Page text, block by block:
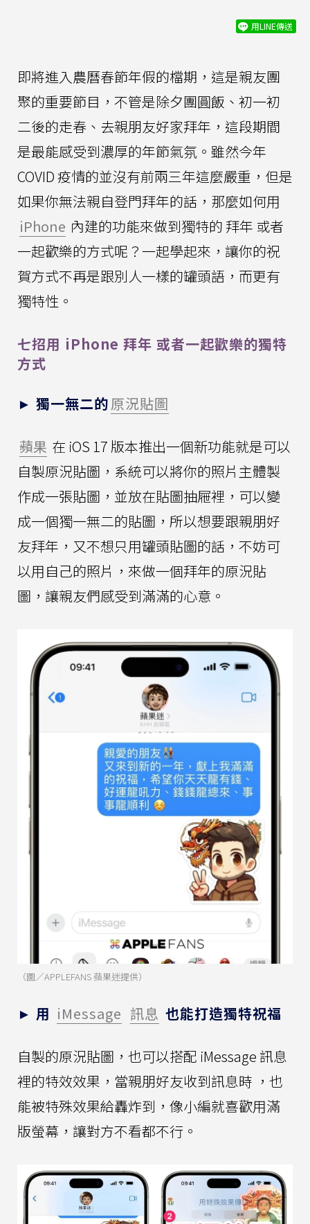
用LINE傳送
即將進入農曆春節年假的檔期，這是親友團
聚的重要節目，不管是除夕團圓飯、初一初
二後的走春、去親朋友好家拜年，這段期間
是最能感受到濃厚的年節氣氛。雖然今年
COVID 疫情的並沒有前兩三年這麼嚴重，但是
如果你無法親自登門拜年的話，那麼如何用
iPhone 內建的功能來做到獨特的 拜年 或者
一起歡樂的方式呢？一起學起來，讓你的祝
賀方式不再是跟別人一樣的罐頭語，而更有
獨特性。
七招用 iPhone 拜年 或者一起歡樂的獨特
方式
► 獨一無二的原況貼圖
蘋果 在 iOS 17 版本推出一個新功能就是可以
自製原況貼圖，系統可以將你的照片主體製
作成一張貼圖，並放在貼圖抽屜裡，可以變
成一個獨一無二的貼圖，所以想要跟親朋好
友拜年，又不想只用罐頭貼圖的話，不妨可
以用自己的照片，來做一個拜年的原況貼
圖，讓親友們感受到滿滿的心意。
（圖／APPLEFANS 蘋果迷提供）
► 用 iMessage 訊息 也能打造獨特祝福
自製的原況貼圖，也可以搭配 iMessage 訊息
裡的特效效果，當親朋好友收到訊息時 ，也
能被特殊效果給轟炸到，像小編就喜歡用滿
版螢幕，讓對方不看都不行。